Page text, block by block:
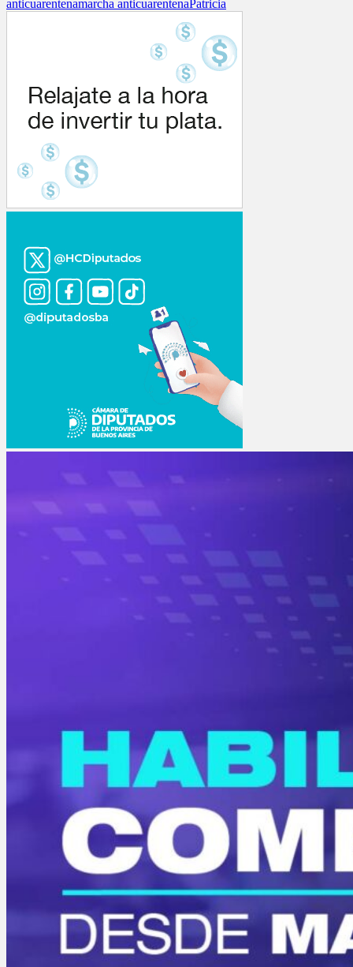
anticuarentenamarcha anticuarentena Patricia